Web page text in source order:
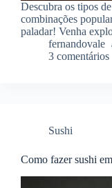
Descubra os tipos
combinações
paladar! Venha
fernandovale
3 comentários
Sushi
Como fazer sushi